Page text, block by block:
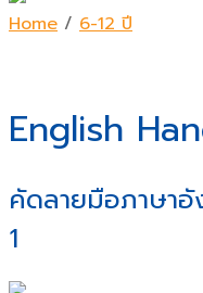
Home / 6-12 ปี
English
คัดลายมือภาษา
1